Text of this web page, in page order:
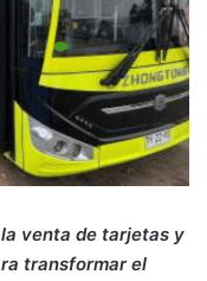
venta de tarjetas y
transformar el